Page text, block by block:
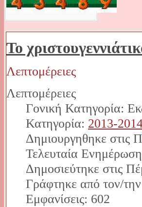
Το
Λεπτομέρειες
Λεπτομέρειες
Γονική Κατηγορία:
Κατηγορία: 2013-
Δημιουργηθηκε στις
Τελευταία
Δημοσιεύτηκε στις
Γράφτηκε από τον/
Εμφανίσεις: 602